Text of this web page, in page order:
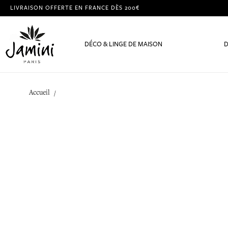
LIVRAISON OFFERTE EN FRANCE DÈS 200€
DÉCO & LINGE DE MAISON
Accueil